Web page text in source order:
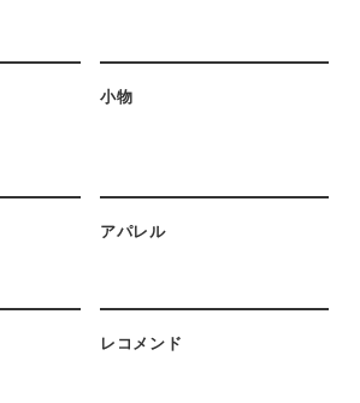
小物
アパレル
レコメンド